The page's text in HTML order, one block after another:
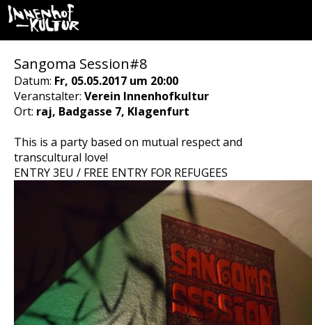
Sangoma Session#8
Datum: Fr, 05.05.2017 um 20:00
Veranstalter: Verein Innenhofkultur
Ort: raj, Badgasse 7, Klagenfurt
This is a party based on mutual respect and
transcultural love!
ENTRY 3EU / FREE ENTRY FOR REFUGEES